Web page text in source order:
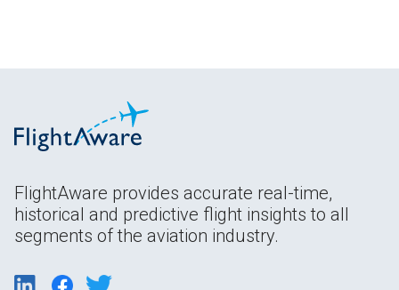
FlightAware provides accurate real-time,
historical and predictive flight insights to all
segments of the aviation industry.